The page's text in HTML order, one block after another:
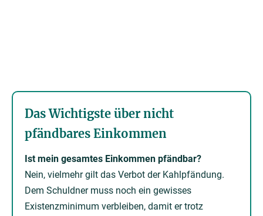
Das Wichtigste über nicht
pfändbares Einkommen
Ist mein gesamtes Einkommen pfändbar?
Nein, vielmehr gilt das Verbot der Kahlpfändung.
Dem Schuldner muss noch ein gewisses
Existenzminimum verbleiben, damit er trotz